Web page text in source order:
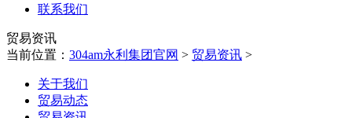
联系我们
贸易资讯
当前位置： 304am永利集团官网 > 贸易资讯 >
关于我们
贸易动态